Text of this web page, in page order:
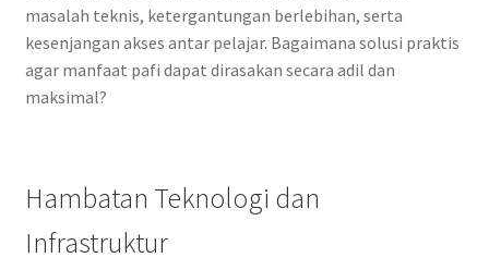
masalah teknis, ketergantungan berlebihan, serta
kesenjangan akses antar pelajar. Bagaimana solusi praktis
agar manfaat pafi dapat dirasakan secara adil dan
maksimal?
Hambatan Teknologi dan
Infrastruktur